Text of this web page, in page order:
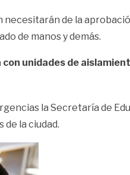
de la
de manos y demás.
unidades de
la Secretaría de
la ciudad.